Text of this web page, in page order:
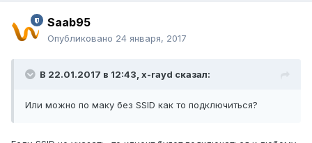
Saab95
Опубликовано 24 января, 2017
В 22.01.2017 в 12:43, x-rayd сказал:
Или можно по маку без SSID как то подключиться?